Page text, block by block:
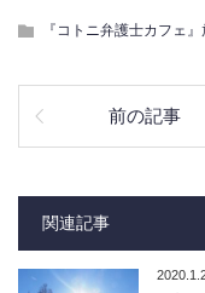
『コトニ弁護士カフェ
前の記事
関連記事